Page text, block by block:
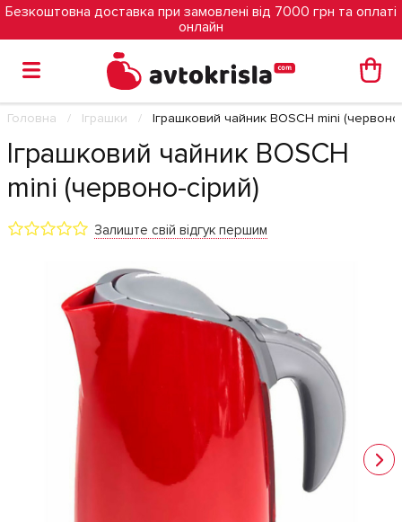
Безкоштовна доставка при замовлені від 7000 грн та оплаті
онлайн
Головна Іграшки Іграшковий чайник BOSCH mini
Іграшковий чайник BOSCH
mini (червоно-сірий)
Залиште свій відгук першим